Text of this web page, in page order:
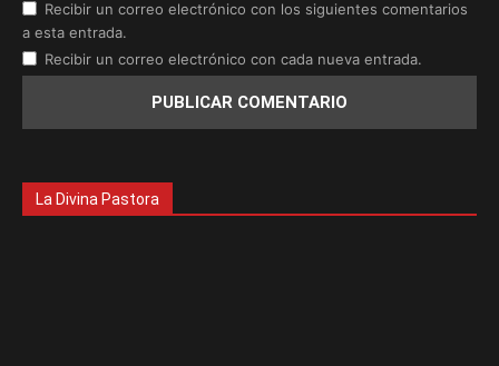
Recibir un correo electrónico con los siguientes comentarios
a esta entrada.
Recibir un correo electrónico con cada nueva entrada.
La Divina Pastora